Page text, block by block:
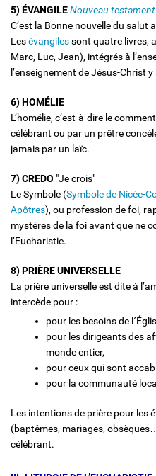
5) ÉVANGILENouveau testament
C’est la Bonne nouvelle du salut
Lesévangilessont quatre livres,
Marc, Luc, Jean), intégrés à
l’enseignement de Jésus-Christ
6) HOMÉLIE
L’homélie, c’est-à-dire le
célébrant ou par un prêtre
jamais par un laïc.
7) CREDO "Je crois"
Le Symbole (Symbole de Nicée-
Apôtres), ou profession de foi,
mystères de la foi avant que ne
l’Eucharistie.
8) PRIÈRE UNIVERSELLE
La prière universelle est dite à
intercède pour :
pour les besoins de
pour les dirigeants des
monde entier,
pour ceux qui sont
pour la communauté
Les intentions de prière pour les
(baptêmes, mariages,
célébrant.